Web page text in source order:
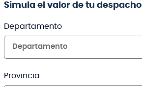
Simula el valor de tu despacho
Departamento
Departamento
Provincia